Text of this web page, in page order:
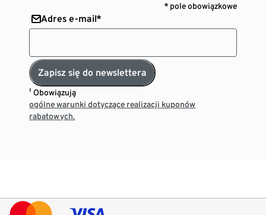
* pole obowiązkowe
Adres e-mail*
Zapisz się do newslettera
¹ Obowiązują
ogólne warunki dotyczące realizacji kuponów
rabatowych.